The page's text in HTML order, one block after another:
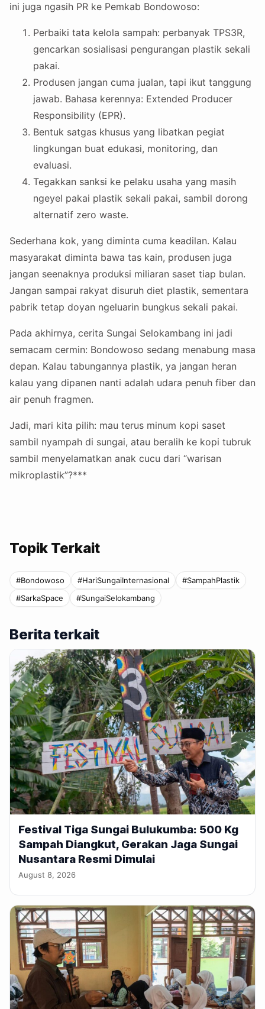
ini juga ngasih PR ke Pemkab Bondowoso:
Perbaiki tata kelola sampah: perbanyak TPS3R,
gencarkan sosialisasi pengurangan plastik sekali
pakai.
Produsen jangan cuma jualan, tapi ikut tanggung
jawab. Bahasa kerennya: Extended Producer
Responsibility (EPR).
Bentuk satgas khusus yang libatkan pegiat
lingkungan buat edukasi, monitoring, dan
evaluasi.
Tegakkan sanksi ke pelaku usaha yang masih
ngeyel pakai plastik sekali pakai, sambil dorong
alternatif zero waste.
Sederhana kok, yang diminta cuma keadilan. Kalau
masyarakat diminta bawa tas kain, produsen juga
jangan seenaknya produksi miliaran saset tiap bulan.
Jangan sampai rakyat disuruh diet plastik, sementara
pabrik tetap doyan ngeluarin bungkus sekali pakai.
Pada akhirnya, cerita Sungai Selokambang ini jadi
semacam cermin: Bondowoso sedang menabung masa
depan. Kalau tabungannya plastik, ya jangan heran
kalau yang dipanen nanti adalah udara penuh fiber dan
air penuh fragmen.
Jadi, mari kita pilih: mau terus minum kopi saset
sambil nyampah di sungai, atau beralih ke kopi tubruk
sambil menyelamatkan anak cucu dari “warisan
mikroplastik”?***
Topik Terkait
#Bondowoso #HariSungaiInternasional
#SampahPlastik
#SarkaSpace
#SungaiSelokambang
Berita terkait
Festival Tiga Sungai Bulukumba: 500 Kg
Sampah Diangkut, Gerakan Jaga Sungai
Nusantara Resmi Dimulai
August 8, 2026